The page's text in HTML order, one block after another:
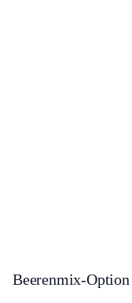
Beerenmix-Option